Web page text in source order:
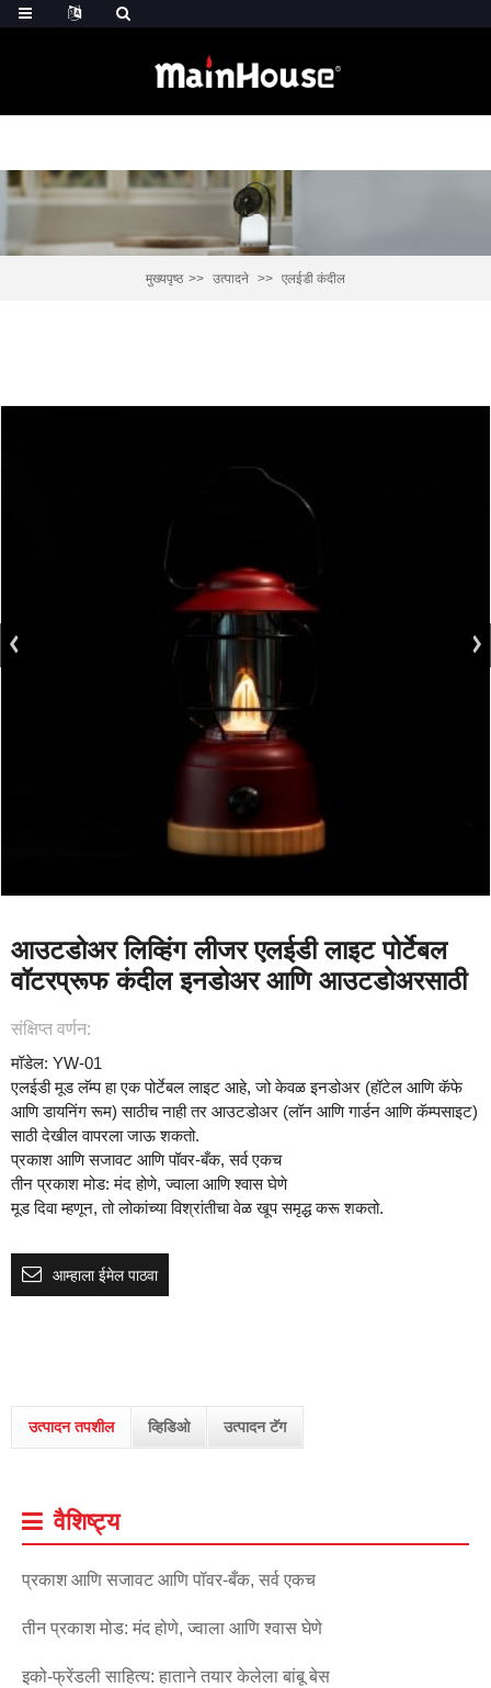
मुख्यपृष्ठ उत्पादने एलईडी कंदील
आउटडोअर लिव्हिंग लीजर एलईडी लाइट पोर्टेबल
वॉटरप्रूफ कंदील इनडोअर आणि आउटडोअरसाठी
संक्षिप्त वर्णन:
मॉडेल: YW-01
एलईडी मूड लॅम्प हा एक पोर्टेबल लाइट आहे, जो केवळ इनडोअर (हॉटेल आणि कॅफे
आणि डायनिंग रूम) साठीच नाही तर आउटडोअर (लॉन आणि गार्डन आणि कॅम्पसाइट)
साठी देखील वापरला जाऊ शकतो.
प्रकाश आणि सजावट आणि पॉवर-बँक, सर्व एकच
तीन प्रकाश मोड: मंद होणे, ज्वाला आणि श्वास घेणे
मूड दिवा म्हणून, तो लोकांच्या विश्रांतीचा वेळ खूप समृद्ध करू शकतो.
आम्हाला ईमेल पाठवा
उत्पादन तपशील व्हिडिओ उत्पादन टॅग
वैशिष्ट्य
प्रकाश आणि सजावट आणि पॉवर-बँक, सर्व एकच
तीन प्रकाश मोड: मंद होणे, ज्वाला आणि श्वास घेणे
इको-फ्रेंडली साहित्य: हाताने तयार केलेला बांबू बेस